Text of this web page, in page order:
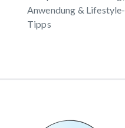
Anwendung & Lifestyle-
Tipps